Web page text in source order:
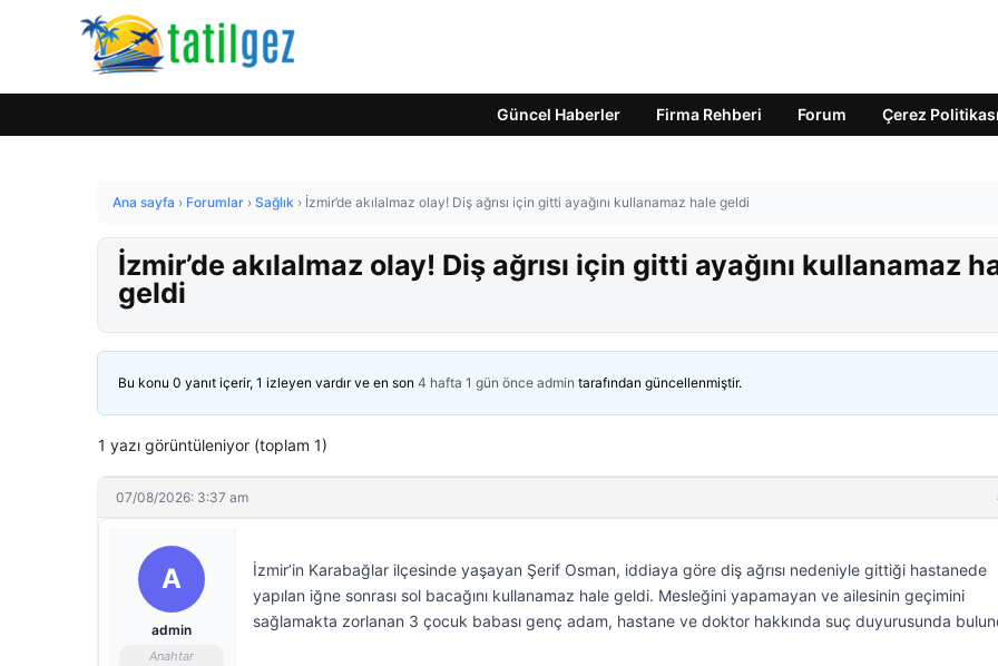
Güncel Haberler Firma Rehberi Forum Çerez Politikası
Ana sayfa › Forumlar › Sağlık › İzmir’de akılalmaz olay! Diş ağrısı için gitti ayağını kullanamaz hale geldi
İzmir’de akılalmaz olay! Diş ağrısı için gitti ayağını kullanamaz
geldi
Bu konu 0 yanıt içerir, 1 izleyen vardır ve en son 4 hafta 1 gün önce admin tarafından güncellenmiştir.
1 yazı görüntüleniyor (toplam 1)
07/08/2026: 3:37 am
A
admin
Anahtar
İzmir’in Karabağlar ilçesinde yaşayan Şerif Osman, iddiaya göre diş ağrısı nedeniyle gittiği hastanede
yapılan iğne sonrası sol bacağını kullanamaz hale geldi. Mesleğini yapamayan ve ailesinin geçimini
sağlamakta zorlanan 3 çocuk babası genç adam, hastane ve doktor hakkında suç duyurusunda